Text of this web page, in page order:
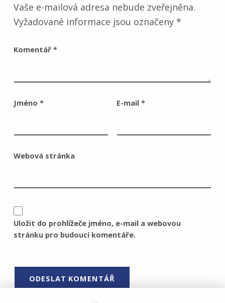
Vaše e-mailová adresa nebude zveřejněna.
Vyžadované informace jsou označeny *
Komentář *
Jméno * E-mail *
Webová stránka
Uložit do prohlížeče jméno, e-mail a webovou
stránku pro budoucí komentáře.